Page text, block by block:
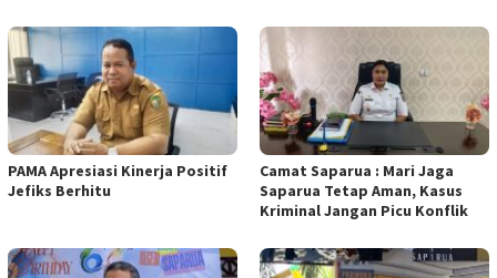
PAMA Apresiasi Kinerja Positif
Jefiks Berhitu
Camat Saparua : Mari Jaga
Saparua Tetap Aman, Kasus
Kriminal Jangan Picu Konflik